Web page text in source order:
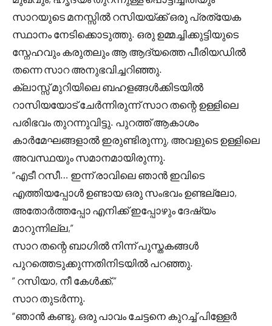
സാറയുടെ മനസ്സിൽ റസിയയ്ക്ക് ഒരു പ്രത്യേക
സ്ഥാനം നേടിക്കൊടുത്തു. ഒരു ഉമ്മച്ചിക്കുട്ടിയുടെ
സ്നേഹവും കരുതലും ആ ആദ്യത്തെ പീരിയഡിൽ
തന്നെ സാറ അനുഭവിച്ചറിഞ്ഞു.
ക്ലാസ്സ് മുറിയിലെ ബഹളങ്ങൾക്കിടയിൽ
റാസിയയോട് ചേർന്നിരുന്ന് സാറ തന്റെ ഉള്ളിലെ
പരിഭവം തുറന്നുവിട്ടു. പുറത്ത് ആകാശം
കാർമേഘങ്ങളാൽ ഇരുണ്ടിരുന്നു, അവളുടെ ഉള്ളിലെ
അവസ്ഥയും സമാനമായിരുന്നു.
“എടീ റസീ… ഇന്ന് രാവിലെ ഞാൻ ഇവിടെ
എത്തിയപ്പോൾ ഉണ്ടായ ഒരു സംഭവം ഉണ്ടല്ലോ,
അതോർത്തപ്പോ എനിക്ക് ഇപ്പോഴും ദേഷ്യം
മാറുന്നില്ല,”
സാറ തന്റെ ബാഗിൽ നിന്ന് പുസ്തകങ്ങൾ
പുറത്തെടുക്കുന്നതിനിടയിൽ പറഞ്ഞു.
” റസിയാ, നീ കേൾക്ക്,”
സാറ തുടർന്നു.
“ഞാൻ കണ്ടു, ഒരു പാവം ചേട്ടനെ കുറച്ച് പിള്ളേർ